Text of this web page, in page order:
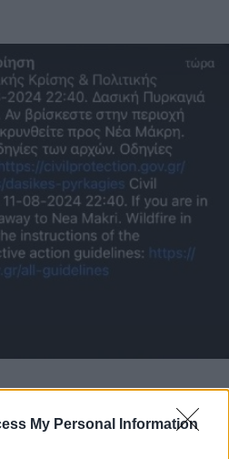
My Personal Information
προς Κηφισιά με